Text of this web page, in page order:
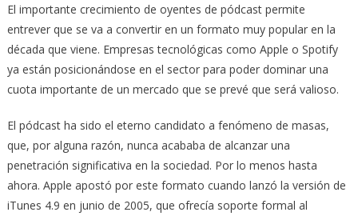
El importante crecimiento de oyentes de pódcast permite
entrever que se va a convertir en un formato muy popular en la
década que viene. Empresas tecnológicas como Apple o Spotify
ya están posicionándose en el sector para poder dominar una
cuota importante de un mercado que se prevé que será valioso.
El pódcast ha sido el eterno candidato a fenómeno de masas,
que, por alguna razón, nunca acababa de alcanzar una
penetración significativa en la sociedad. Por lo menos hasta
ahora. Apple apostó por este formato cuando lanzó la versión de
iTunes 4.9 en junio de 2005, que ofrecía soporte formal al